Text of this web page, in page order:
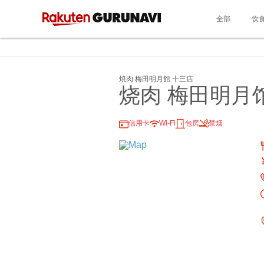
全部 饮
焼肉 梅田明月館 十三店
烧肉 梅田明月
信用卡 Wi-Fi 包房 禁烟